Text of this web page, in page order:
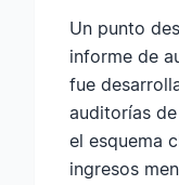
Un punto
informe de
fue
auditorías
el esquema
ingresos